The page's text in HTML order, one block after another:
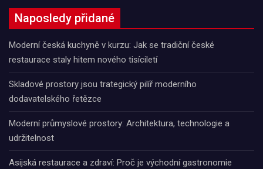
Naposledy přidané
Moderní česká kuchyně v kurzu: Jak se tradiční české
restaurace staly hitem nového tisíciletí
Skladové prostory jsou trategický pilíř moderního
dodavatelského řetězce
Moderní průmyslové prostory: Architektura, technologie a
udržitelnost
Asijská restaurace a zdraví: Proč je východní gastronomie